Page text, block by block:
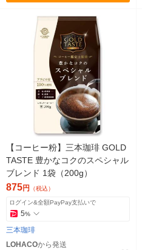
【コーヒー粉】三本珈琲 GOLD
TASTE 豊かなコクのスペシャル
ブレンド 1袋（200g）
875円 （税込）
ログイン&全額PayPay支払いで
5%
三本珈琲
LOHACOから発送